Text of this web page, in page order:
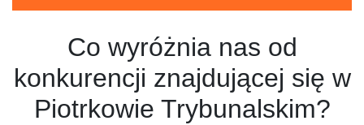
Co wyróżnia nas od
konkurencji znajdującej się w
Piotrkowie Trybunalskim?